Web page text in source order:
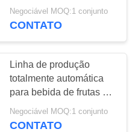
do
personalizada
multifuncional
Negociável MOQ:1 conjunto
CONTATO
Linha de produção
totalmente automática
para bebida de frutas de
cenoura SUS304
Negociável MOQ:1 conjunto
CONTATO